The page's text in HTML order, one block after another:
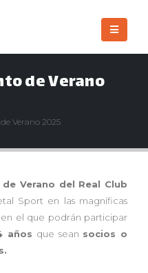
de Verano
Verano 2025
Verano del Real Club
Sport en las magníficas
en el que podrán participar
años que sean socios o